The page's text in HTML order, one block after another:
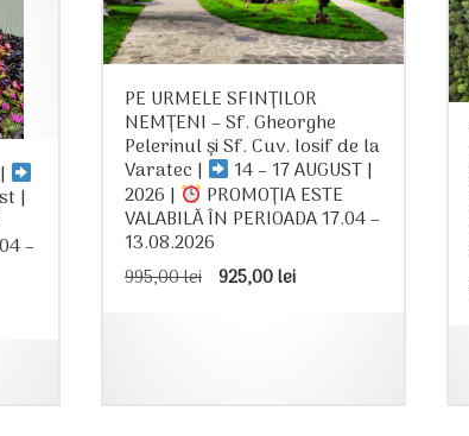
|
–
PE URMELE SFINȚILOR
NEMȚENI – Sf. Gheorghe
Pelerinul și Sf. Cuv. Iosif de la
Varatec | 14 – 17 AUGUST |
2026 | PROMOȚIA ESTE
VALABILĂ ÎN PERIOADA 17.04 –
13.08.2026
995,00lei Prețul
925,00leiPrețul